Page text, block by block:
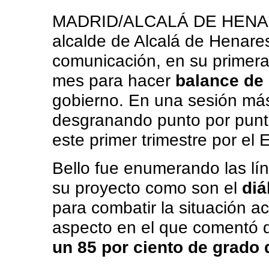
MADRID/ALCALÁ DE
alcalde de Alcalá de
comunicación, en su
mes para hacer balance
gobierno. En una sesión
desgranando punto por
este primer trimestre por el
Bello fue enumerando las
su proyecto como son el
para combatir la situación
aspecto en el que comentó
un 85 por ciento de grado